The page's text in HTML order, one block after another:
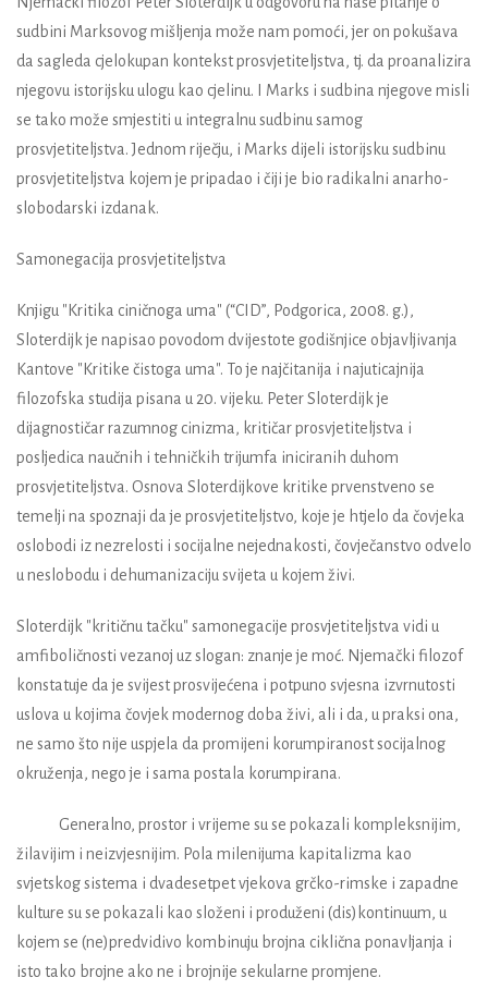
sudbini Marksovog mišljenja može nam pomoći, jer on pokušava
da sagleda cjelokupan kontekst prosvjetiteljstva, tj. da proanalizira
njegovu istorijsku ulogu kao cjelinu. I Marks i sudbina njegove misli
se tako može smjestiti u integralnu sudbinu samog
prosvjetiteljstva. Jednom riječju, i Marks dijeli istorijsku sudbinu
prosvjetiteljstva kojem je pripadao i čiji je bio radikalni anarho-
slobodarski izdanak.
Samonegacija prosvjetiteljstva
Knjigu "Kritika ciničnoga uma" (“CID”, Podgorica, 2008. g.),
Sloterdijk je napisao povodom dvijestote godišnjice objavljivanja
Kantove "Kritike čistoga uma". To je najčitanija i najuticajnija
filozofska studija pisana u 20. vijeku. Peter Sloterdijk je
dijagnostičar razumnog cinizma, kritičar prosvjetiteljstva i
posljedica naučnih i tehničkih trijumfa iniciranih duhom
prosvjetiteljstva. Osnova Sloterdijkove kritike prvenstveno se
temelji na spoznaji da je prosvjetiteljstvo, koje je htjelo da čovjeka
oslobodi iz nezrelosti i socijalne nejednakosti, čovječanstvo odvelo
u neslobodu i dehumanizaciju svijeta u kojem živi.
Sloterdijk "kritičnu tačku" samonegacije prosvjetiteljstva vidi u
amfiboličnosti vezanoj uz slogan: znanje je moć. Njemački filozof
konstatuje da je svijest prosvijećena i potpuno svjesna izvrnutosti
uslova u kojima čovjek modernog doba živi, ali i da, u praksi ona,
ne samo što nije uspjela da promijeni korumpiranost socijalnog
okruženja, nego je i sama postala korumpirana.
Generalno, prostor i vrijeme su se pokazali kompleksnijim,
žilavijim i neizvjesnijim. Pola milenijuma kapitalizma kao
svjetskog sistema i dvadesetpet vjekova grčko-rimske i zapadne
kulture su se pokazali kao složeni i produženi (dis)kontinuum, u
kojem se (ne)predvidivo kombinuju brojna ciklična ponavljanja i
isto tako brojne ako ne i brojnije sekularne promjene.